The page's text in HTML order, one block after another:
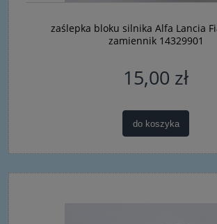
zaślepka bloku silnika Alfa Lancia
zamiennik 14329901
15,00 zł
do koszyka